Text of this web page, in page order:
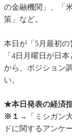
の金融機関」、「
策」など。
本日が「5月最初の
「4日月曜日が日
から、ポジション
い。
★本日発表の経済
※１→
「ミシガン
ドに関するアンケ